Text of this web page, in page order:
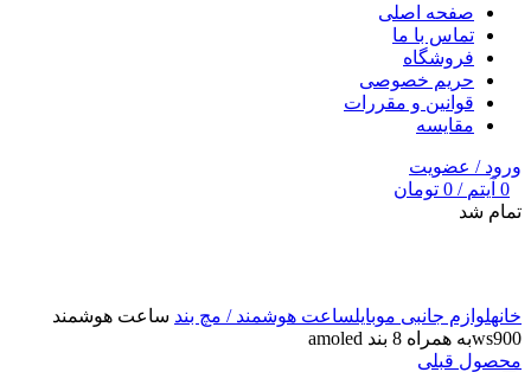
صفحه اصلی
تماس با ما
فروشگاه
حریم خصوصی
قوانین و مقررات
مقایسه
ورود / عضویت
0 آیتم /
0 تومان
تمام شد
خانهلوازم جانبی موبایلساعت هوشمند / مچ بند ساعت هوشمند
ws900به همراه 8 بند amoled
محصول قبلی